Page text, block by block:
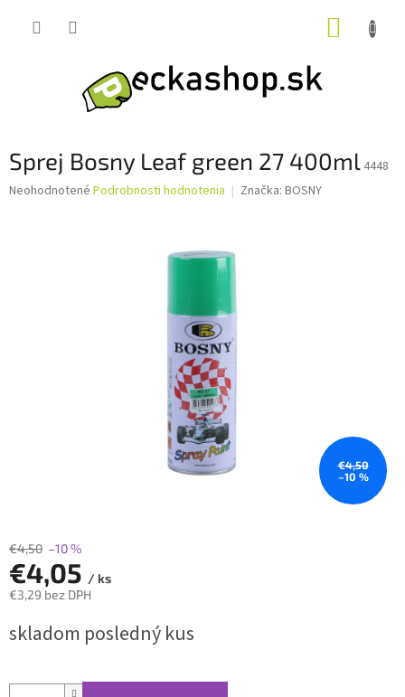
Sprej Bosny Leaf green 27 400ml 4448
Priemerné
Neohodnotené Podrobnosti hodnotenia Značka: BOSNY
€4,50
–10 %
€4,50 –10 %
€4,05 / ks
€3,29 bez DPH
cena:
skladom posledný kus